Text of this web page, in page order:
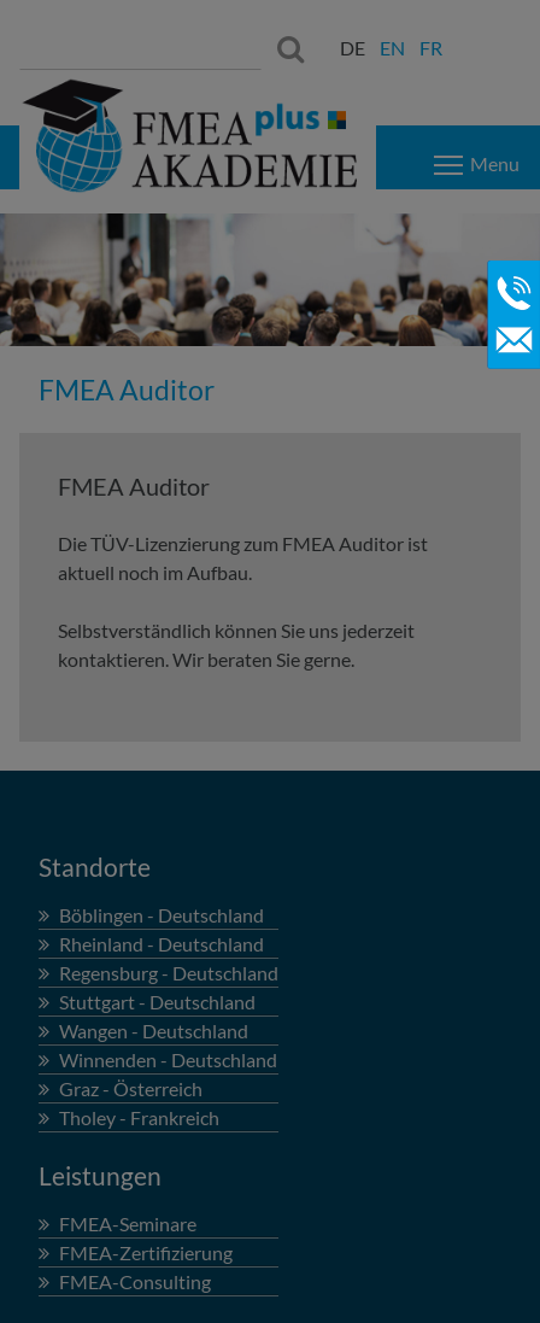
Suchen:
DE EN FR
Menu
FMEA Auditor
FMEA Auditor
Die TÜV-Lizenzierung zum FMEA Auditor ist
aktuell noch im Aufbau.
Selbstverständlich können Sie uns jederzeit
kontaktieren. Wir beraten Sie gerne.
Standorte
Böblingen - Deutschland
Rheinland - Deutschland
Regensburg - Deutschland
Stuttgart - Deutschland
Wangen - Deutschland
Winnenden - Deutschland
Graz - Österreich
Tholey - Frankreich
Leistungen
FMEA-Seminare
FMEA-Zertifizierung
FMEA-Consulting